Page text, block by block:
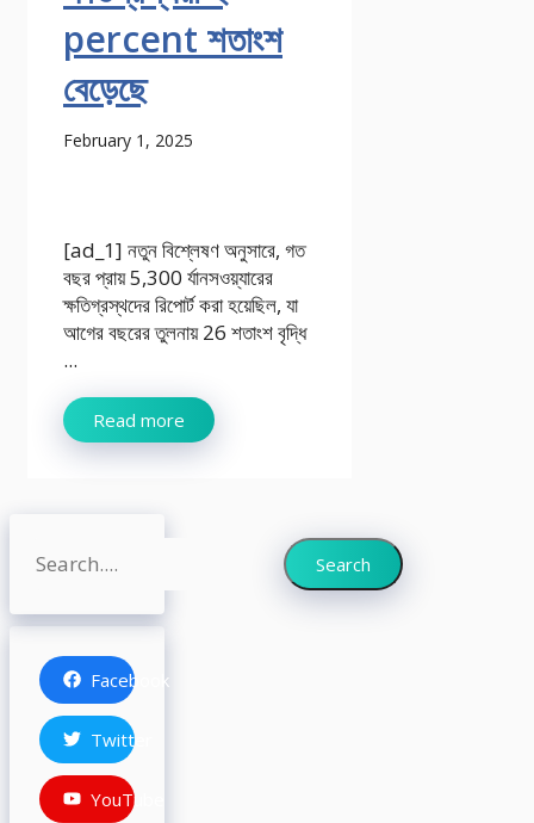
percent শতাংশ
বেড়েছে
February 1, 2025
[ad_1] নতুন বিশ্লেষণ অনুসারে, গত
বছর প্রায় 5,300 র্যানসওয়্যারের
ক্ষতিগ্রস্থদের রিপোর্ট করা হয়েছিল, যা
আগের বছরের তুলনায় 26 শতাংশ বৃদ্ধি
...
Read more
Search Search
Facebook
Twitter
YouTube